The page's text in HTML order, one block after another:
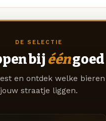
DE SELECTIE
bij één
en ontdek welke
jouw straatje liggen.